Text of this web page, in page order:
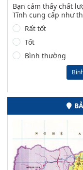
Bạn cảm thấy chất
Tĩnh cung cấp như
Rất tốt
Tốt
Bình thường